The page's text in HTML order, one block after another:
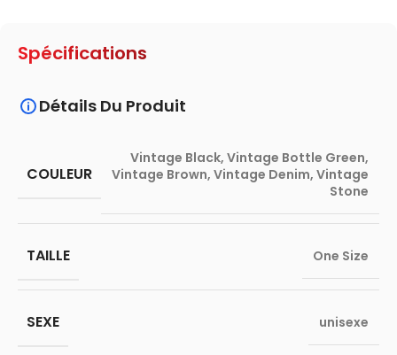
Spécifications
Détails Du Produit
COULEUR
Vintage Black, Vintage Bottle Green,
Vintage Brown, Vintage Denim, Vintage
Stone
TAILLE One Size
SEXE unisexe